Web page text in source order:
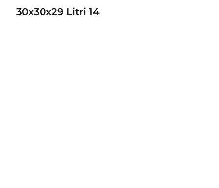
30x30x29 Litri 14